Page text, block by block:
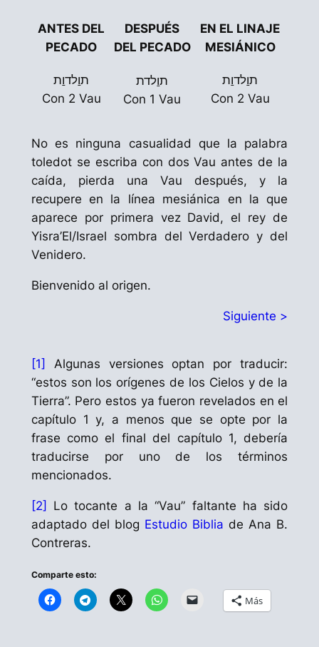
ANTES DEL
PECADO
DESPUÉS
DEL PECADO
EN EL LINAJE
MESIÁNICO
תולדות
Con 2 Vau
תולדת
Con 1Vau
תולדות
Con 2 Vau
No es ninguna casualidad que la palabra
toledotse escriba con dosVau antes de la
caída, pierda una Vau después, y la
recupere en la línea mesiánica en la que
aparece por primera vez David, el rey de
Yisra’El/Israel sombra del Verdadero y del
Venidero.
Bienvenido al origen.
Siguiente >
[1]
Algunas versiones optan por traducir:
“estos son los orígenes de los Cielos y de la
Tierra”. Pero estos ya fueron revelados en el
capítulo 1 y, a menos que se opte por la
frase como el final del capítulo 1, debería
traducirse por uno de los términos
mencionados.
[2]
Lo tocante a la “Vau” faltante ha sido
adaptado del blog Estudio Biblia de Ana B.
Contreras.
Comparte esto:
Más